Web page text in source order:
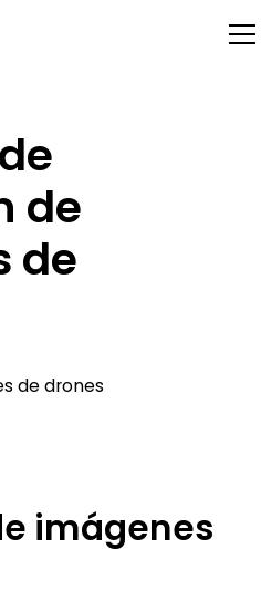
de
de
imágenes